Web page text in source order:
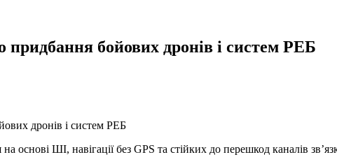
бойових дронів і систем РЕБ
основі ШІ, навігації без GPS та стійких до перешкод каналів